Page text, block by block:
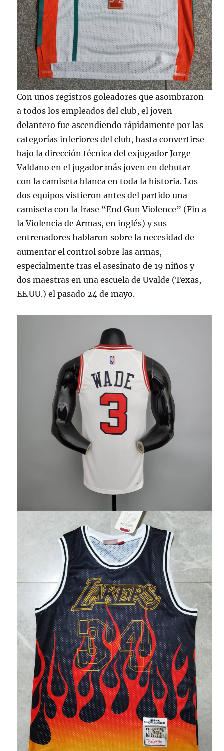
Con unos registros goleadores que asombraron
a todos los empleados del club, el joven
delantero fue ascendiendo rápidamente por las
categorías inferiores del club, hasta convertirse
bajo la dirección técnica del exjugador Jorge
Valdano en el jugador más joven en debutar
con la camiseta blanca en toda la historia. Los
dos equipos vistieron antes del partido una
camiseta con la frase “End Gun Violence” (Fin a
la Violencia de Armas, en inglés) y sus
entrenadores hablaron sobre la necesidad de
aumentar el control sobre las armas,
especialmente tras el asesinato de 19 niños y
dos maestras en una escuela de Uvalde (Texas,
EE.UU.) el pasado 24 de mayo.